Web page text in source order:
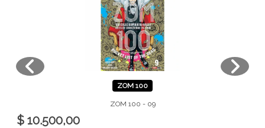
ZOM 100
ZOM 100 - 09
$ 10.500,00